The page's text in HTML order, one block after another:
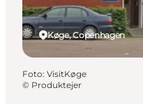
Køge, Copenhagen
Foto: VisitKøge
© Produktejer